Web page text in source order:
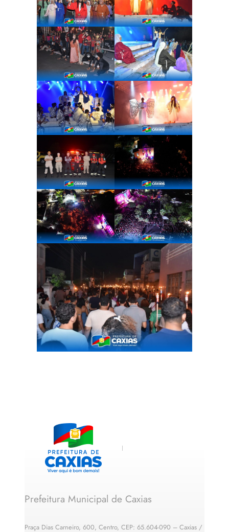
Prefeitura Municipal de Caxias
Praça Dias Carneiro, 600, Centro, CEP: 65.604-090 – Caxias /